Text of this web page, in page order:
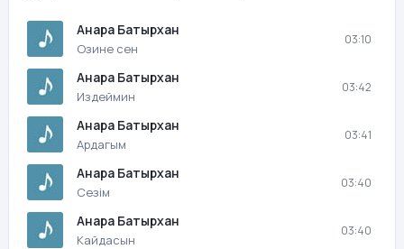
Анара Батырхан
Озине сен
03:10
Анара Батырхан
Издеймин
03:42
Анара Батырхан
Ардагым
03:41
Анара Батырхан
Сезiм
03:40
Анара Батырхан
Кайдасын
03:40